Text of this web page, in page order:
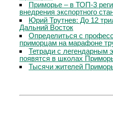
Приморье – в ТОП-3
внедрения экспортного
Юрий Трутнев: До 12
Дальний Восток
Определиться с
приморцам на марафоне
Тетради с легендарным
появятся в школах
Тысячи жителей